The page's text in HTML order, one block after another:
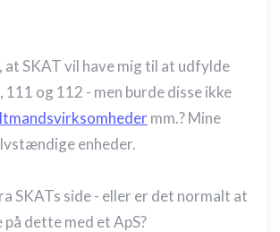
SKAT vil have mig til at udfylde
111 og 112 - men burde disse ikke
mm.? Mine
enheder.
SKATs side - eller er det normalt at
dette med et ApS?